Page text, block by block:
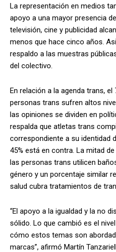
La representación en medios
apoyo a una mayor presencia
televisión, cine y publicidad
menos que hace cinco años.
respaldo a las muestras
del colectivo.
En relación a la agenda trans, el
personas trans sufren altos
las opiniones se dividen en
respalda que atletas trans
correspondiente a su identidad
45% está en contra. La mitad
las personas trans utilicen
género y un porcentaje similar
salud cubra tratamientos de
“El apoyo a la igualdad y la no
sólido. Lo que cambió es el
cómo estos temas son
marcas”, afirmó Martín